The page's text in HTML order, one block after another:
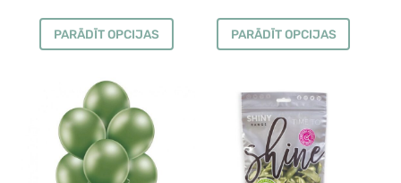
PARĀDĪT OPCIJAS PARĀDĪT OPCIJAS